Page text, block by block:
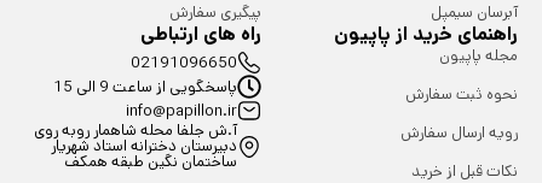
آبرسان سیمپل
پیگیری سفارش
راهنمای خرید از پاپیون
مجله پاپیون
نحوه ثبت سفارش
رویه ارسال سفارش
نکات قبل از خرید
راه های ارتباطی
02191096650
پاسخگویی از ساعت 9 الی 15
info@papillon.ir
آ.ش جلفا محله شاهمار روبه روی
دبیرستان دخترانه استاد شهریار
ساختمان نگین طبقه همکف